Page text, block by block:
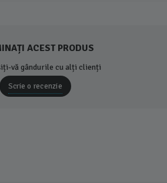
ACEST PRODUS
vă gândurile cu alți clienți
Scrie o recenzie